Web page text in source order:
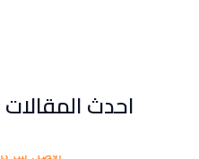
احدث المقالات